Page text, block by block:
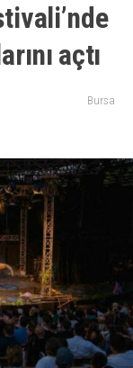
açtı
Bursa